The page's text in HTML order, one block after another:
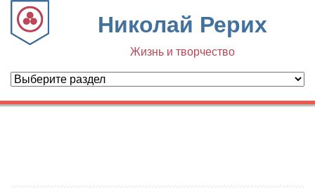
Николай Рерих
Жизнь и творчество